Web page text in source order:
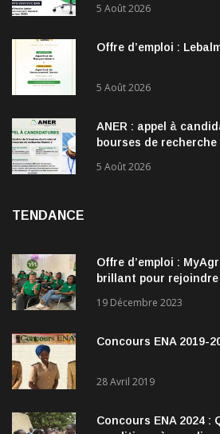
5 Août 2026
Offre d’emploi :
5 Août 2026
ANER : appel à
bourses de
5 Août 2026
TENDANCE
Offre d’emploi :
brillant pour
19 Décembre 2023
Concours ENA 2019-
28 Avril 2019
Concours ENA 2024 :